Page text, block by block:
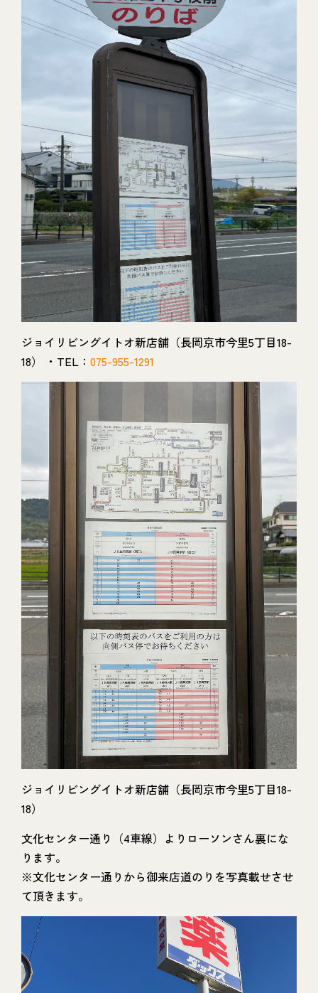
ジョイリビングイトオ新店舗（長岡京市今里5丁目18-
18） ・TEL： 075-955-1291
ジョイリビングイトオ新店舗（長岡京市今里5丁目18-
18）
文化センター通り（4車線）よりローソンさん裏にな
ります。
※文化センター通りから御来店道のりを写真載せさせ
て頂きます。